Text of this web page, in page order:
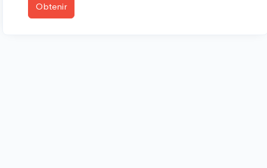
Obtenir